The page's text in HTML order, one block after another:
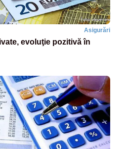
Asigurări
evoluţie pozitivă în